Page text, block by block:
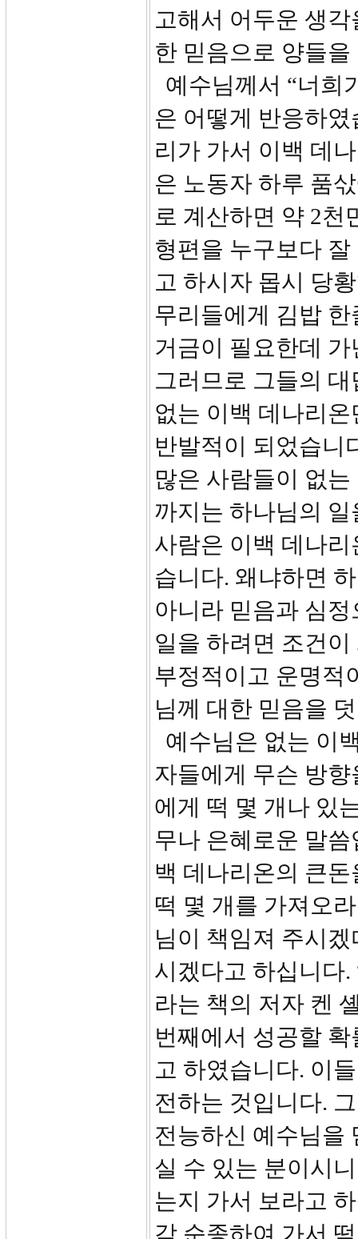
고해서 어두운 생
한 믿음으로 양들
예수님께서 “너희
은 어떻게 반응하였
리가 가서 이백 데
은 노동자 하루 품
로 계산하면 약 2
형편을 누구보다
고 하시자 몹시 당
무리들에게 김밥
거금이 필요한데
그러므로 그들의
없는 이백 데나리
반발적이 되었습니
많은 사람들이 없
까지는 하나님의
사람은 이백 데나
습니다. 왜냐하면
아니라 믿음과 심
일을 하려면 조건
부정적이고 운명적
님께 대한 믿음을
예수님은 없는 이
자들에게 무슨 방
에게 떡 몇 개나 있
무나 은혜로운 말
백 데나리온의 큰
떡 몇 개를 가져오
님이 책임져 주시
시겠다고 하십니다
라는 책의 저자 켄
번째에서 성공할
고 하였습니다. 이
전하는 것입니다.
전능하신 예수님을
실 수 있는 분이시
는지 가서 보라고
각 순종하여 가서